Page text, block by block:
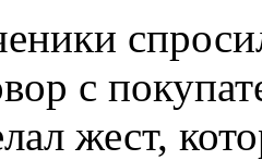
с
жест,